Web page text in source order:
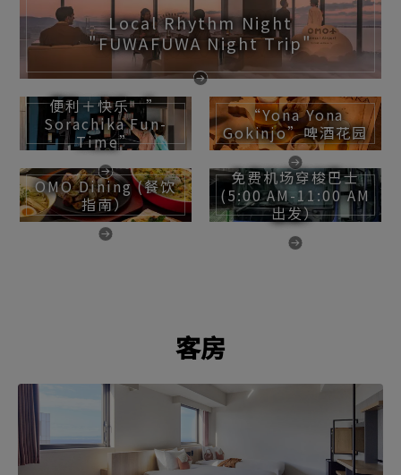
Local Rhythm Night
"FUWAFUWA Night Trip"
便利＋快乐 ”
Sorachika Fun-
Time”
“Yona Yona
Gokinjo”啤酒花园
OMO Dining (餐饮
指南）
免费机场穿梭巴士
(5:00 AM-11:00 AM
出发）
客房